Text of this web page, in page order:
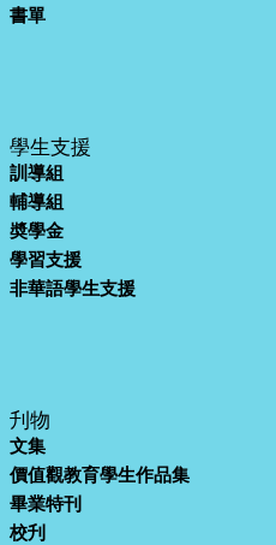
書單
學生支援
訓導組
輔導組
奬學金
學習支援
非華語學生支援
刋物
文集
價值觀教育學生作品集
畢業特刊
校刋